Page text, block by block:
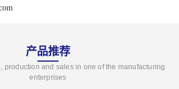
产品推荐
production and sales in one of the manufacturing
enterprises